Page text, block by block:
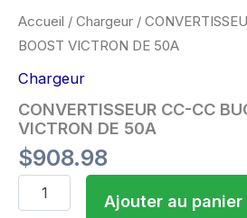
Accueil / Chargeur /
BOOST VICTRON DE 50A
Chargeur
CONVERTISSEUR CC-CC
VICTRON DE 50A
$908.98
Ajouter au panier